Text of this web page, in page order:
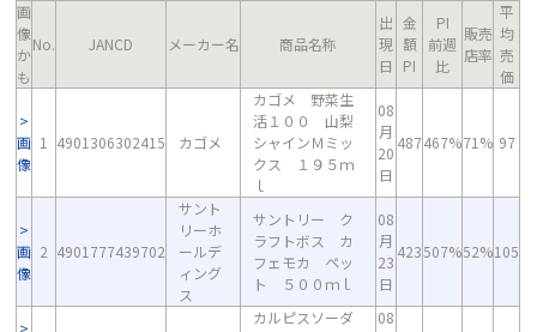
画
像
か
も
No. JANCD メーカー名 商品名称
出
現
日
金
額
PI
PI
前週
比
販売
店率
平
均
売
価
画
像
1 4901306302415 カゴメ
カゴメ 野菜生
活１００ 山梨
シャインＭミッ
クス １９５ｍ
ｌ
08
月
20
日
487467%71% 97
画
像
2 4901777439702
サント
リーホ
ールデ
ィング
ス
サントリー ク
ラフトボス カ
フェモカ ペッ
ト ５００ｍｌ
08
月
23
日
423507%52%105
カルピスソーダ
08